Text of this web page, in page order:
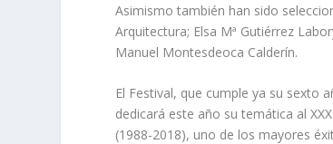
Asimismo también han sido
Arquitectura; Elsa Mª Gutiérrez
Manuel Montesdeoca Calderín.
El Festival, que cumple ya su sexto
dedicará este año su temática al
(1988-2018), uno de los mayores